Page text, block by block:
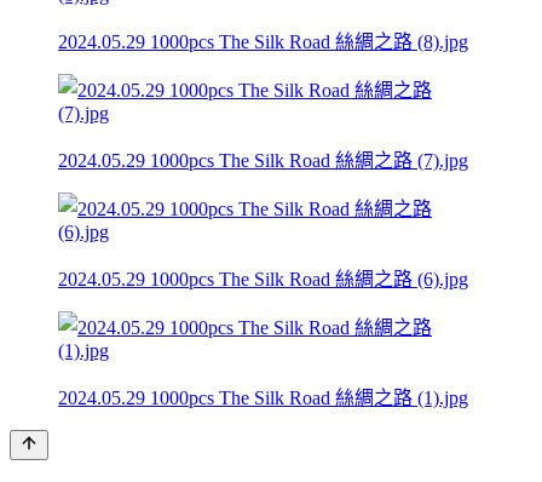
2024.05.29 1000pcs The Silk Road 絲綢之路 (8).jpg
2024.05.29 1000pcs The Silk Road 絲綢之路 (7).jpg
2024.05.29 1000pcs The Silk Road 絲綢之路 (6).jpg
2024.05.29 1000pcs The Silk Road 絲綢之路 (1).jpg